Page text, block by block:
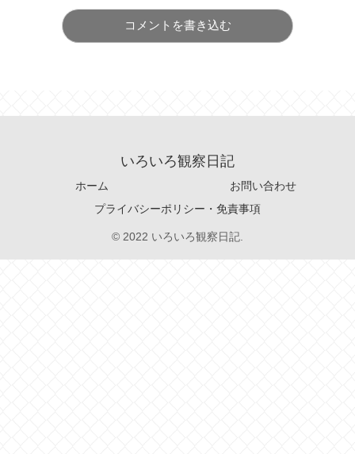
コメントを書き込む
いろいろ観察日記
ホーム
お問い合わせ
プライバシーポリシー・免責事項
© 2022 いろいろ観察日記.